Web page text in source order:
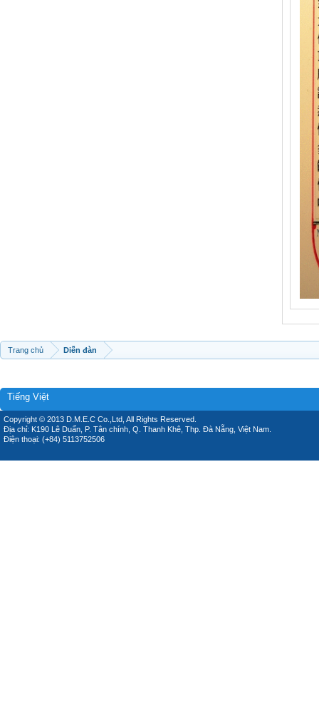
Trang chủ Diễn đàn
Tiếng Việt
Copyright © 2013 D.M.E.C Co.,Ltd, All Rights Reserved.
Địa chỉ: K190 Lê Duẩn, P. Tân chính, Q. Thanh Khê, Thp. Đà Nẵng, Việt Nam.
Điện thoại: (+84) 5113752506